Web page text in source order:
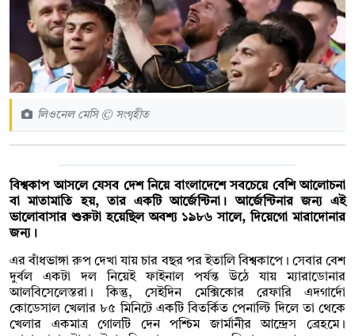
লিওনেল মেসি © সংগৃহীত
বিশ্বকাপ আসলে যেসব দেশ নিয়ে বাংলাদেশে সবচেয়ে বেশি আলোচনা
বা মাতামাতি হয়, তার একটি আর্জেন্টিনা। আর্জেন্টিনার জন্য এই
ভালোবাসার শুরুটা হয়েছিল অবশ্য ১৯৮৬ সালে, দিয়েগো মারাদোনার
জন্য।
এর বাঁধভাঙ্গা রুপ দেখা যায় চার বছর পর ইতালি বিশ্বকাপে। সেবার বেশ
দুর্বল একটা দল নিয়েই ফাইনাল পর্যন্ত উঠে যায় ম্যারাডোনার
আলবিসেলেস্তরা। কিন্তু, সেইদিন মেক্সিকোর রেফারি এদগার্দো
কোডেসাল খেলার ৮৫ মিনিটে একটি বিতর্কিত পেনাল্টি দিলে তা থেকে
খেলার একমাত্র গোলটি দেন পশ্চিম জার্মানীর আন্দ্রেস ব্রেহমে।